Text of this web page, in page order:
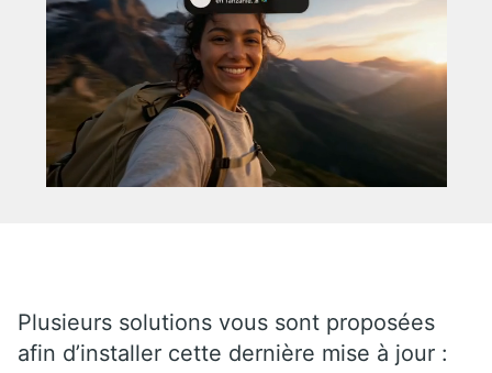
Plusieurs solutions vous sont proposées
afin d’installer cette dernière mise à jour :